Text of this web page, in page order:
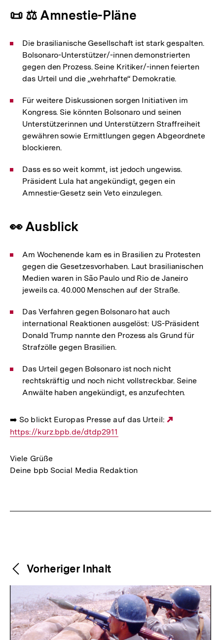
📜 ⚖️ Amnestie-Pläne
Die brasilianische Gesellschaft ist stark gespalten.
Bolsonaro-Unterstützer/-innen demonstrierten
gegen den Prozess. Seine Kritiker/-innen feierten
das Urteil und die „wehrhafte“ Demokratie.
Für weitere Diskussionen sorgen Initiativen im
Kongress. Sie könnten Bolsonaro und seinen
Unterstützerinnen und Unterstützern Straffreiheit
gewähren sowie Ermittlungen gegen Abgeordnete
blockieren.
Dass es so weit kommt, ist jedoch ungewiss.
Präsident Lula hat angekündigt, gegen ein
Amnestie-Gesetz sein Veto einzulegen.
👀 Ausblick
Am Wochenende kam es in Brasilien zu Protesten
gegen die Gesetzesvorhaben. Laut brasilianischen
Medien waren in São Paulo und Rio de Janeiro
jeweils ca. 40.000 Menschen auf der Straße.
Das Verfahren gegen Bolsonaro hat auch
international Reaktionen ausgelöst: US-Präsident
Donald Trump nannte den Prozess als Grund für
Strafzölle gegen Brasilien.
Das Urteil gegen Bolsonaro ist noch nicht
rechtskräftig und noch nicht vollstreckbar. Seine
Anwälte haben angekündigt, es anzufechten.
➡️ So blickt Europas Presse auf das Urteil:
https://kurz.bpb.de/dtdp2911
Viele Grüße
Deine bpb Social Media Redaktion
Weitere
Inhalte
Content-
Navigation
Vorheriger Inhalt